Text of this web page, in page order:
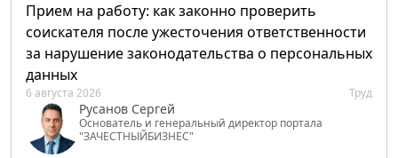
Прием на работу: как законно проверить
соискателя после ужесточения ответственности
за нарушение законодательства о персональных
данных
6 августа 2026 Труд
Русанов Сергей
Основатель и генеральный директор портала
"ЗАЧЕСТНЫЙБИЗНЕС"